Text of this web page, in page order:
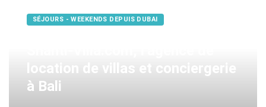
SÉJOURS - WEEKENDS DEPUIS DUBAI
location de villas et conciergerie
à Bali